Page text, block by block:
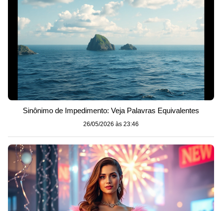
Sinônimo de Impedimento: Veja Palavras Equivalentes
26/05/2026 às 23:46